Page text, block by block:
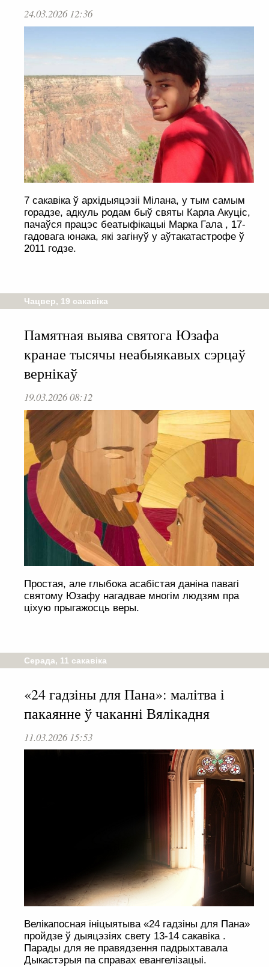
24.03.2026 12:36
7 сакавіка ў архідыяцэзіі Мілана, у тым самым
горадзе, адкуль родам быў святы Карла Акуціс,
пачаўся працэс беатыфікацыі Марка Гала , 17-
гадовага юнака, які загінуў у аўтакатастрофе ў
2011 годзе.
Чацвер, 19 сакавіка
Памятная выява святога Юзафа
кранае тысячы неабыякавых сэрцаў
вернікаў
19.03.2026 08:12
Простая, але глыбока асабістая даніна павагі
святому Юзафу нагадвае многім людзям пра
ціхую прыгажосць веры.
Серада, 11 сакавіка
«24 гадзіны для Пана»: малітва і
пакаянне ў чаканні Вялікадня
11.03.2026 15:53
Велікапосная ініцыятыва «24 гадзіны для Пана»
пройдзе ў дыяцэзіях свету 13-14 сакавіка .
Парады для яе правядзення падрыхтавала
Дыкастэрыя па справах евангелізацыі.